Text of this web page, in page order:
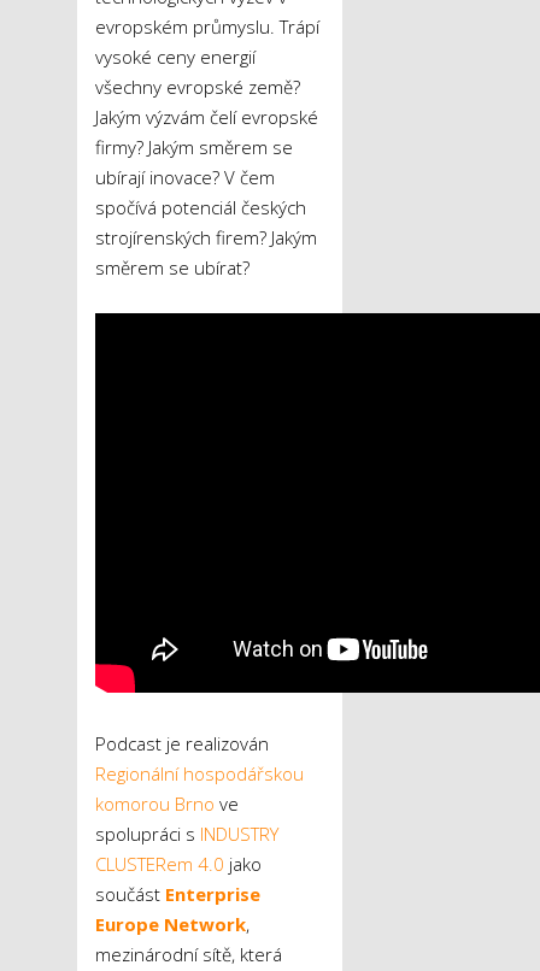
evropském průmyslu. Trápí
vysoké ceny energií
všechny evropské země?
Jakým výzvám čelí evropské
firmy? Jakým směrem se
ubírají inovace? V čem
spočívá potenciál českých
strojírenských firem? Jakým
směrem se ubírat?
Podcast je realizován
Regionální hospodářskou
komorou Brno ve
spolupráci s INDUSTRY
CLUSTERem 4.0 jako
součást Enterprise
Europe Network,
mezinárodní sítě, která